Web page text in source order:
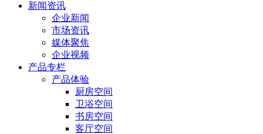
新闻资讯
企业新闻
市场资讯
媒体聚焦
企业视频
产品专栏
产品体验
厨房空间
卫浴空间
书房空间
客厅空间